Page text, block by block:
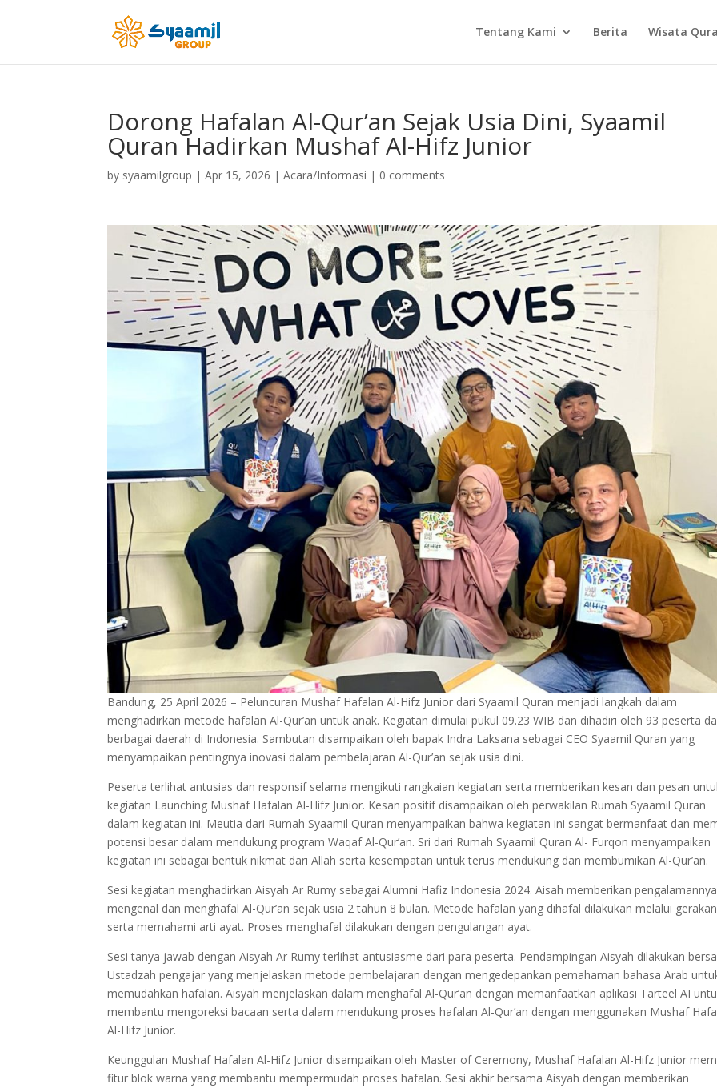
Tentang Kami Berita Wisata
Dorong Hafalan Al-Qur’an Sejak Usia Dini, Syaamil
Quran Hadirkan Mushaf Al-Hifz Junior
by syaamilgroup |Apr 15, 2026 |Acara/Informasi | 0 comments
Bandung, 25 April 2026 – Peluncuran Mushaf Hafalan Al-Hifz Junior dari Syaamil Quran menjadi langkah dalam
menghadirkan metode hafalan Al-Qur’an untuk anak. Kegiatan dimulai pukul 09.23 WIB dan dihadiri oleh 93 peserta
berbagai daerah di Indonesia. Sambutan disampaikan oleh bapak Indra Laksana sebagai CEO Syaamil Quran yang
menyampaikan pentingnya inovasi dalam pembelajaran Al-Qur’an sejak usia dini.
Peserta terlihat antusias dan responsif selama mengikuti rangkaian kegiatan serta memberikan kesan dan pesan
kegiatan Launching Mushaf Hafalan Al-Hifz Junior. Kesan positif disampaikan oleh perwakilan Rumah Syaamil Quran
dalam kegiatan ini. Meutia dari Rumah Syaamil Quran menyampaikan bahwa kegiatan ini sangat bermanfaat dan
potensi besar dalam mendukung program Waqaf Al-Qur’an. Sri dari Rumah Syaamil Quran Al- Furqon menyampaikan
kegiatan ini sebagai bentuk nikmat dari Allah serta kesempatan untuk terus mendukung dan membumikan Al-Qur’an.
Sesi kegiatan menghadirkan Aisyah Ar Rumy sebagai Alumni Hafiz Indonesia 2024. Aisah memberikan pengalamannya
mengenal dan menghafal Al-Qur’an sejak usia 2 tahun 8 bulan. Metode hafalan yang dihafal dilakukan melalui
serta memahami arti ayat. Proses menghafal dilakukan dengan pengulangan ayat.
Sesi tanya jawab dengan Aisyah Ar Rumy terlihat antusiasme dari para peserta. Pendampingan Aisyah dilakukan
Ustadzah pengajar yang menjelaskan metode pembelajaran dengan mengedepankan pemahaman bahasa Arab
memudahkan hafalan. Aisyah menjelaskan dalam menghafal Al-Qur’an dengan memanfaatkan aplikasi Tarteel AI
membantu mengoreksi bacaan serta dalam mendukung proses hafalan Al-Qur’an dengan menggunakan Mushaf
Al-Hifz Junior.
Keunggulan Mushaf Hafalan Al-Hifz Junior disampaikan oleh Master of Ceremony, Mushaf Hafalan Al-Hifz Junior
fitur blok warna yang membantu mempermudah proses hafalan. Sesi akhir bersama Aisyah dengan memberikan